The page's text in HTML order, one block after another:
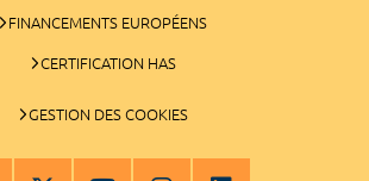
FINANCEMENTS EUROPÉENS
CERTIFICATION HAS
GESTION DES COOKIES